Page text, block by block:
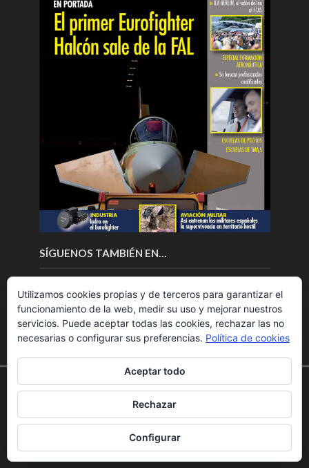
SÍGUENOS TAMBIÉN EN…
Copyright © 2018.Fly News.Noticias aerospacial
UAS aviación comercial
Utilizamos cookies para ofrecerte la mejor experiencia en
nuestra web.
Puedes aprender más sobre qué cookies utilizamos o
desactivarlas en losajustes.
Utilizamos cookies propias y de terceros para garantizar el
funcionamiento de la web, medir su uso y mejorar nuestros
servicios. Puede aceptar todas las cookies, rechazar las no
necesarias o configurar sus preferencias. Política de cookies
Aceptar todo
Rechazar
Configurar